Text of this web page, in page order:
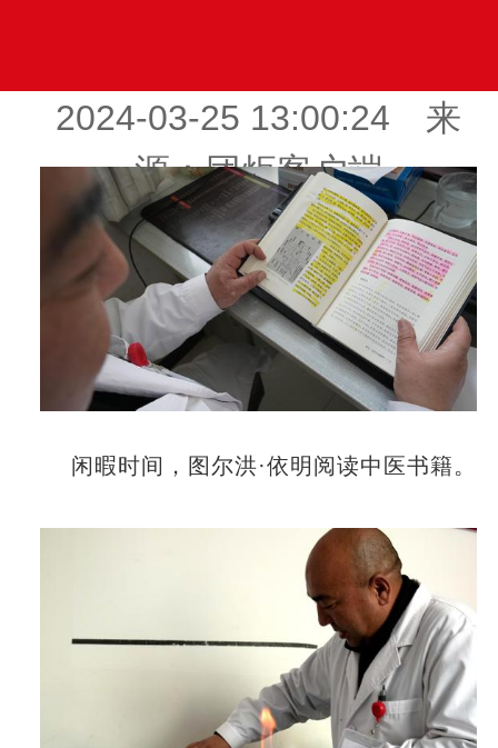
2024-03-25 13:00:24 来
源：团炬客户端
闲暇时间，图尔洪·依明阅读中医书籍。